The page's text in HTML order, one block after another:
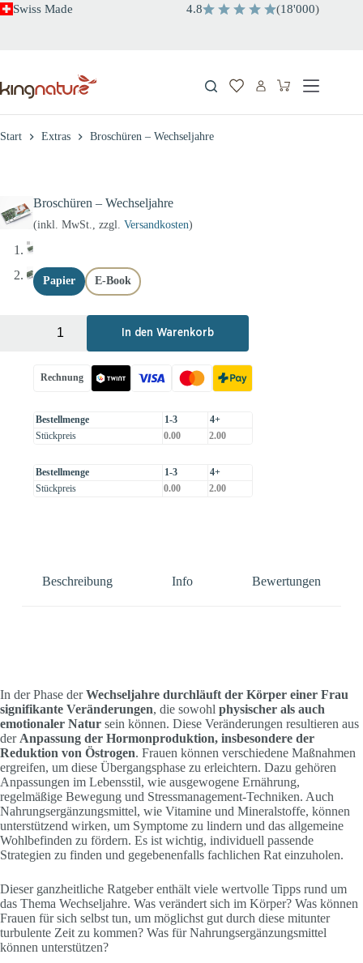
ZumSwiss Made 4.8 (18'000)
Warenkorb
Start Extras Broschüren – Wechseljahre
Broschüren – Wechseljahre
(inkl. MwSt., zzgl. Versandkosten)
Papier E-Book
In den Warenkorb
Rechnung
Bestellmenge 1-3
4+
Stückpreis
0.00 2.00
Bestellmenge 1-3
4+
Stückpreis
0.00 2.00
Beschreibung Info Bewertungen
In der Phase derWechseljahre durchläuft der Körper einer Frau
signifikante Veränderungen, die sowohl physischer als auch
emotionaler Natur sein können. Diese Veränderungen resultieren aus
der Anpassung der Hormonproduktion, insbesondere der
Reduktion von Östrogen. Frauen können verschiedene Maßnahmen
ergreifen, um diese Übergangsphase zu erleichtern. Dazu gehören
Anpassungen im Lebensstil, wie ausgewogene Ernährung,
regelmäßige Bewegung und Stressmanagement-Techniken. Auch
Nahrungsergänzungsmittel, wie Vitamine und Mineralstoffe, können
unterstützend wirken, um Symptome zu lindern und das allgemeine
Wohlbefinden zu fördern. Es ist wichtig, individuell passende
Strategien zu finden und gegebenenfalls fachlichen Rat einzuholen.
Dieser ganzheitliche Ratgeber enthält viele wertvolle Tipps rund um
das Thema Wechseljahre. Was verändert sich im Körper? Was können
Frauen für sich selbst tun, um möglichst gut durch diese mitunter
turbulente Zeit zu kommen? Was für Nahrungsergänzungsmittel
können unterstützen?